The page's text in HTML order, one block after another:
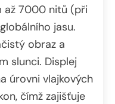
až 7000 nitů (při
jasu.
obraz a
slunci. Displej
úrovni vlajkových
čímž zajišťuje